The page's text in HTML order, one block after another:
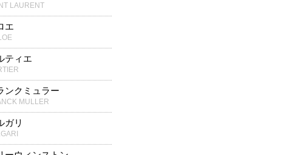
LAURENT
エ
ティエ
ンクミュラー
MULLER
ガリ